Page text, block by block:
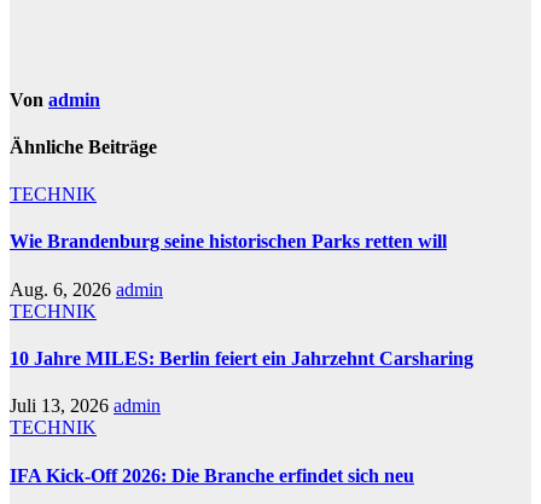
Von admin
Ähnliche Beiträge
TECHNIK
Wie Brandenburg seine historischen Parks retten will
Aug. 6, 2026 admin
TECHNIK
10 Jahre MILES: Berlin feiert ein Jahrzehnt Carsharing
Juli 13, 2026 admin
TECHNIK
IFA Kick-Off 2026: Die Branche erfindet sich neu